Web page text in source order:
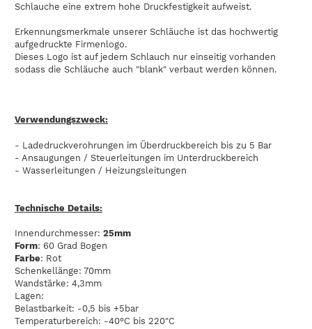
Schlauche eine extrem hohe Druckfestigkeit aufweist.
Erkennungsmerkmale unserer Schläuche ist das hochwertig
aufgedruckte Firmenlogo.
Dieses Logo ist auf jedem Schlauch nur einseitig vorhanden
sodass die Schläuche auch "blank" verbaut werden können.
Verwendungszweck:
- Ladedruckverohrungen im Überdruckbereich bis zu 5 Bar
- Ansaugungen / Steuerleitungen im Unterdruckbereich
- Wasserleitungen / Heizungsleitungen
Technische Details:
Innendurchmesser: 25mm
Form: 60 Grad Bogen
Farbe: Rot
Schenkellänge: 70mm
Wandstärke: 4,3mm
Lagen:
Belastbarkeit: -0,5 bis +5bar
Temperaturbereich: -40°C bis 220"C